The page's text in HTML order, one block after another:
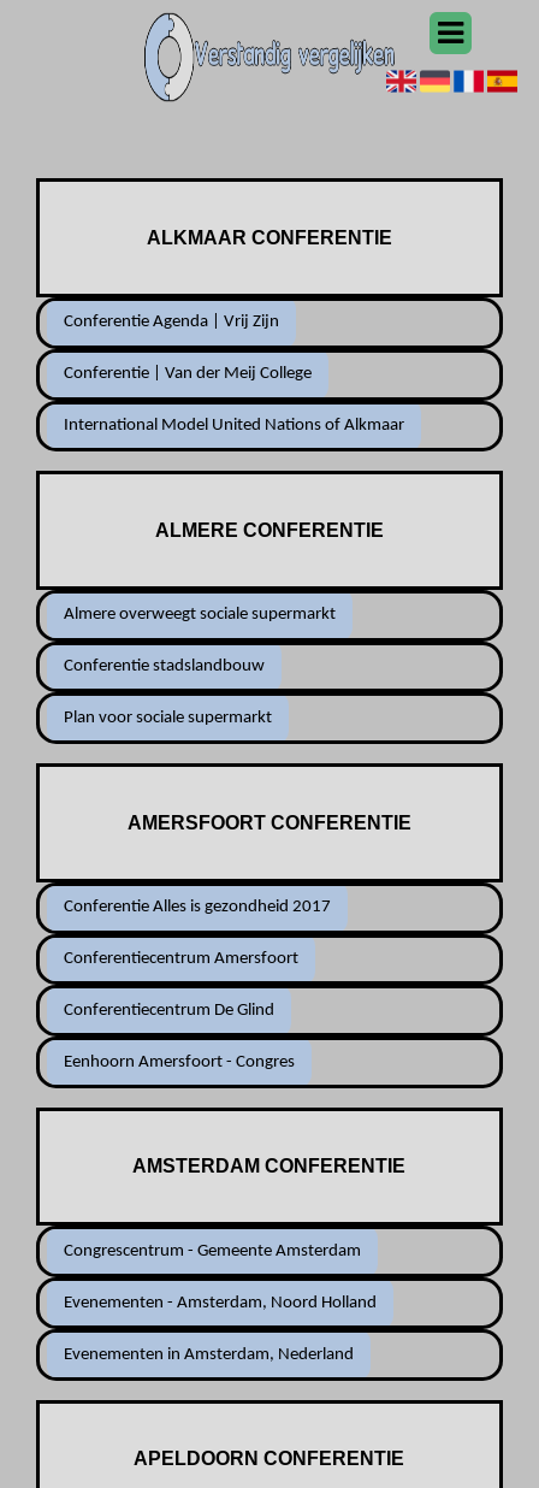
ALKMAAR CONFERENTIE
Conferentie Agenda | Vrij Zijn
Conferentie | Van der Meij College
International Model United Nations of Alkmaar
ALMERE CONFERENTIE
Almere overweegt sociale supermarkt
Conferentie stadslandbouw
Plan voor sociale supermarkt
AMERSFOORT CONFERENTIE
Conferentie Alles is gezondheid 2017
Conferentiecentrum Amersfoort
Conferentiecentrum De Glind
Eenhoorn Amersfoort - Congres
AMSTERDAM CONFERENTIE
Congrescentrum - Gemeente Amsterdam
Evenementen - Amsterdam, Noord Holland
Evenementen in Amsterdam, Nederland
APELDOORN CONFERENTIE